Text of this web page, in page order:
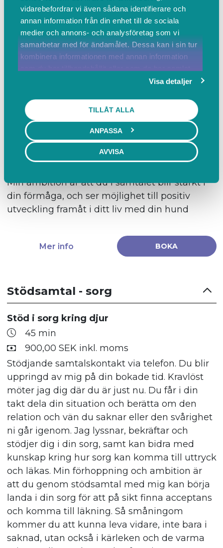
vidarebefordrar vi även sådana identifierare och
annan information från din enhet till de sociala
medier och annons- och analysföretag som vi
samarbetar med för ändamålet. Dessa kan i sin tur
kombinera informationen med annan information
Visa detaljer
TILLÅT ALLA
ANPASSA
AVVISA
Mer info
Stöd i relationen till din hund
30 min
Du blir uppringd av mig på din bokade tid för
ett samtal då du får stöd och råd kring hur du
kan stärka din relation till din hund. Du får
beskriva er situation och tillsammans
reflekterar vi kring det som är välfungerande
Min ambition är att du i samtalet blir stärkt i
din förmåga, och ser möjlighet till positiv
utveckling framåt i ditt liv med din hund
BOKA
Mer info
Stödsamtal - sorg
Stöd i sorg kring djur
45 min
900,00 SEK inkl. moms
Stödjande samtalskontakt via telefon. Du blir
uppringd av mig på din bokade tid. Kravlöst
möter jag dig där du är just nu. Du får i din
takt dela din situation och berätta om den
relation och vän du saknar eller den svårighet
ni går igenom. Jag lyssnar, bekräftar och
stödjer dig i din sorg, samt kan bidra med
kunskap kring hur sorg kan komma till uttryck
och läkas. Min förhoppning och ambition är
att du genom stödsamtal med mig kan börja
landa i din sorg för att på sikt finna acceptans
och komma till läkning. Så småningom
kommer du att kunna leva vidare, inte bara i
saknad, utan också i kärleken och de varma